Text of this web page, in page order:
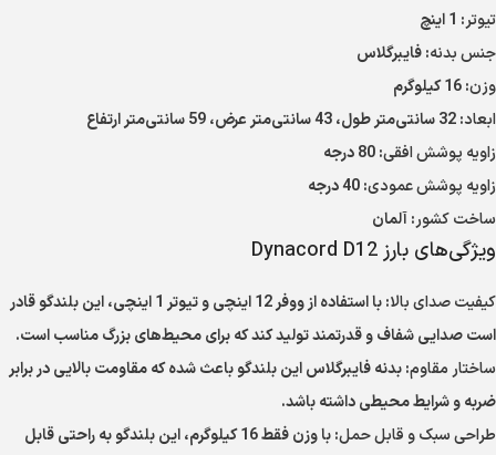
تیوتر: 1 اینچ
جنس بدنه: فایبرگلاس
وزن: 16 کیلوگرم
ابعاد: 32 سانتی‌متر طول، 43 سانتی‌متر عرض، 59 سانتی‌متر ارتفاع
زاویه پوشش افقی: 80 درجه
زاویه پوشش عمودی: 40 درجه
ساخت کشور: آلمان
ویژگی‌های بارز Dynacord D12
کیفیت صدای بالا
: با استفاده از ووفر 12 اینچی و تیوتر 1 اینچی، این بلندگو قادر
است صدایی شفاف و قدرتمند تولید کند که برای محیط‌های بزرگ مناسب است.
ساختار مقاوم: بدنه فایبرگلاس این بلندگو باعث شده که مقاومت بالایی در برابر
ضربه و شرایط محیطی داشته باشد.
طراحی سبک و قابل حمل
: با وزن فقط 16 کیلوگرم، این بلندگو به راحتی قابل